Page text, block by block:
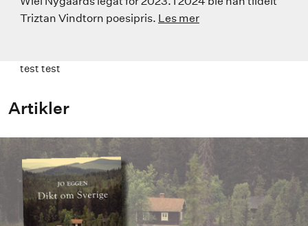
Triztan Vindtorn poesipris. Les mer
test test
Artikler